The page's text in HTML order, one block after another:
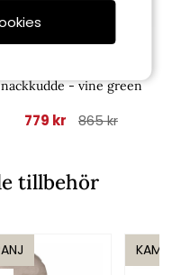
nackkudde - vine green
779 kr 865 kr
tillbehör